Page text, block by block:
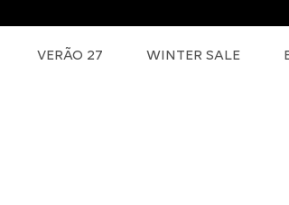
VERÃO 27 WINTER SALE